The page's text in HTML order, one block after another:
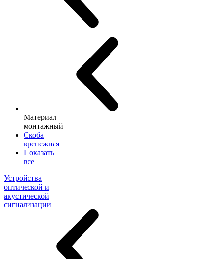
Материал
монтажный
Скоба
крепежная
Показать
все
Устройства
оптической и
акустической
сигнализации